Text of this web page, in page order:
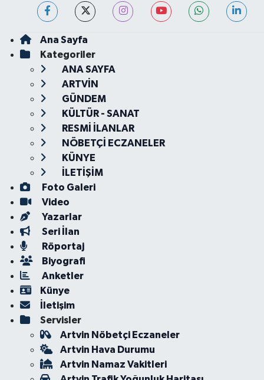
Ana Sayfa
Kategoriler
ANA SAYFA
ARTVİN
GÜNDEM
KÜLTÜR - SANAT
RESMİ İLANLAR
NÖBETÇİ ECZANELER
KÜNYE
İLETİŞİM
Foto Galeri
Video
Yazarlar
Seri İlan
Röportaj
Biyografi
Anketler
Künye
İletişim
Servisler
Artvin Nöbetçi Eczaneler
Artvin Hava Durumu
Artvin Namaz Vakitleri